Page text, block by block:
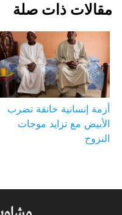
مقالات ذات صلة
أزمة إنسانية خانقة تضرب
الأبيض مع تزايد موجات
النزوح